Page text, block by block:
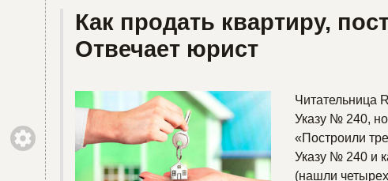
Как продать квартиру,
Отвечает юрист
Читательница
Указу № 240,
«Построили
Указу № 240 и
(нашли